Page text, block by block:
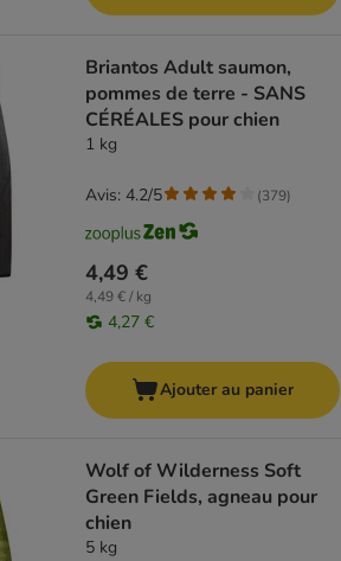
Briantos Adult saumon,
pommes de terre - SANS
CÉRÉALES pour chien
1 kg
4,49 €
4,49 € / kg
4,27 €
Avis: 4.2/5 (379)
Ajouter au panier
Wolf of Wilderness Soft
Green Fields, agneau pour
chien
5 kg